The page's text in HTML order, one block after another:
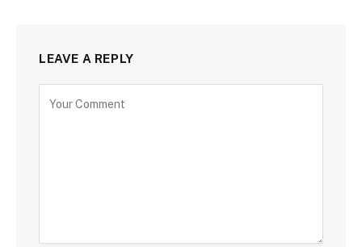
LEAVE A REPLY